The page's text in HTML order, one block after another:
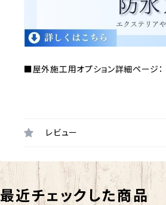
■屋外施工用オプション詳細ページ：
レビュー
最近チェックした商品